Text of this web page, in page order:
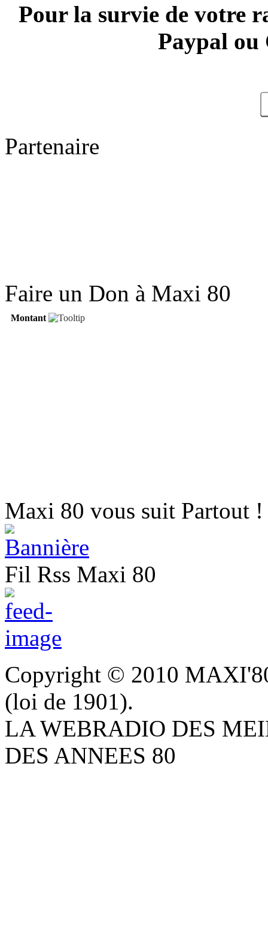
Pour la survie de votre
Paypal ou
Partenaire
Faire un Don à Maxi 80
Montant
Maxi 80 vous suit Partout !
Fil Rss Maxi 80
Copyright © 2010
(loi de 1901).
LA WEBRADIO DES
DES ANNEES 80